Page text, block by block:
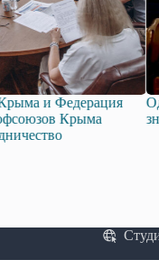
Одиссей
знака «За